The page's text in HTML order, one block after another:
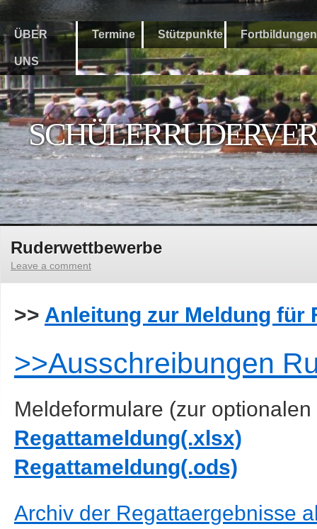
ÜBER
UNS
Termine Stützpunkte Fortbildungen
Ruderwettbewerbe
Leave a comment
>> Anleitung zur Meldung für
>>Ausschreibungen
Meldeformulare (zur
Regattameldung(.xlsx)
Regattameldung(.ods)
Archiv der Regattaergebnisse